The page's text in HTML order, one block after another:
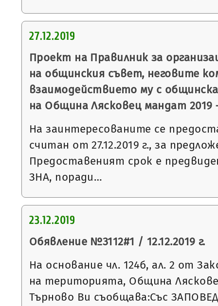
27.12.2019
Проект на Правилник за
на общинския съвет, неговите
взаимодействието му с
на Община Лясковец мандат 2019
На заинтересованите се
считан от 27.12.2019 г., за
Предоставеният срок е
ЗНА, поради…
23.12.2019
Обявление №3112#1 / 12.12.2019 г.
На основание чл. 124б, ал. 2 от
на територията, Община
Търново Ви съобщава:Със